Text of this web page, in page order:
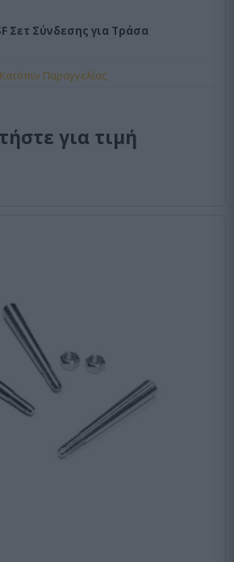
Σετ Σύνδεσης για Τράσα
Κατόπιν Παραγγελίας
για τιμή